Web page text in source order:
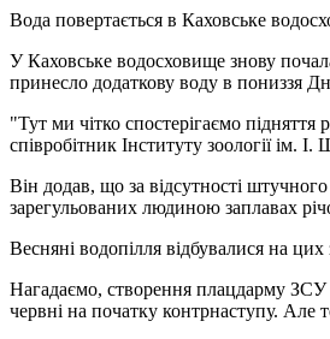
Вода повертається в Каховське
У Каховське водосховище знову
принесло додаткову воду в пониззя
"Тут ми чітко спостерігаємо
співробітник Інституту зоології
Він додав, що за відсутності
зарегульованих людиною заплавах
Весняні водопілля відбувалися на
Нагадаємо, створення плацдарму ЗСУ
червні на початку контрнаступу. Але